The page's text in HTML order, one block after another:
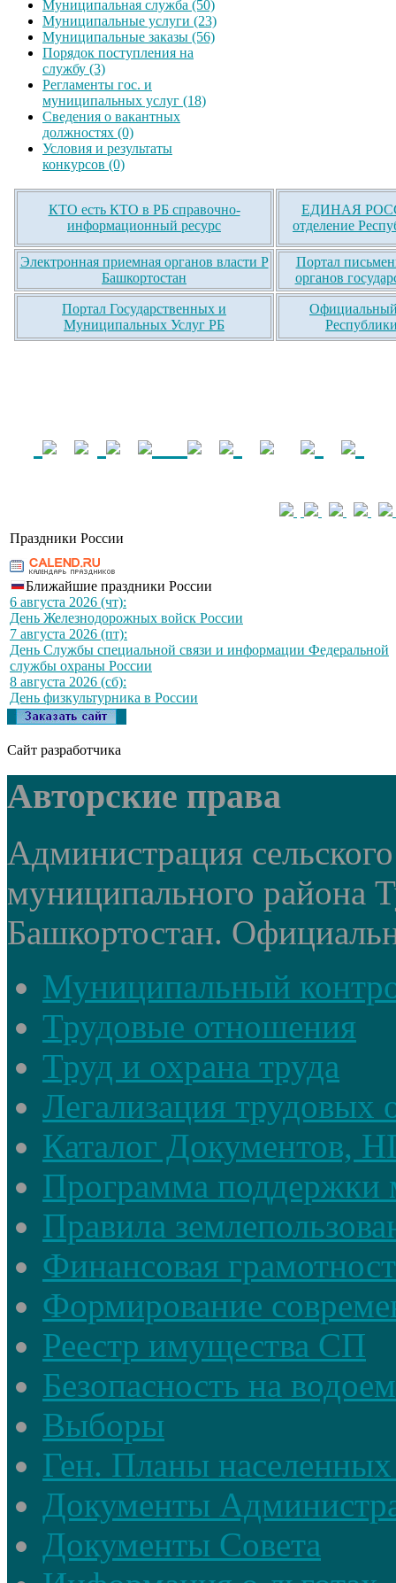
Муниципальная служба (50)
Муниципальные услуги (23)
Муниципальные заказы (56)
Порядок поступления на
службу (3)
Регламенты гос. и
муниципальных услуг (18)
Сведения о вакантных
должностях (0)
Условия и результаты
конкурсов (0)
КТО есть КТО в РБ справочно-
информационный ресурс
ЕДИНАЯ
отделение
Электронная приемная органов власти Р
Башкортостан
Портал
органов
Портал Государственных и
Муниципальных Услуг РБ
Официальный
Праздники России
Ближайшие праздники России
6 августа 2026 (чт):
День Железнодорожных войск России
7 августа 2026 (пт):
День Службы специальной связи и информации Федеральной
службы охраны России
8 августа 2026 (сб):
День физкультурника в России
Сайт разработчика
Авторские права
Администрация
муниципального района
Башкортостан.
Муниципальный
Трудовые отношения
Труд и охрана труда
Легализация трудовых
Каталог Документов,
Программа поддержки
Правила
Финансовая
Формирование
Реестр имущества СП
Безопасность на
Выборы
Ген. Планы
Документы
Документы Совета